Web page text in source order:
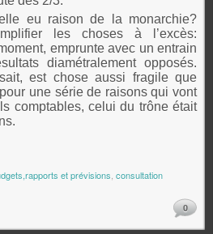
eu raison de la monarchie?
les choses à l’excès:
emprunte avec un entrain
diamétralement opposés.
est chose aussi fragile que
une série de raisons qui vont
comptables, celui du trône était
et prévisions consultation
0